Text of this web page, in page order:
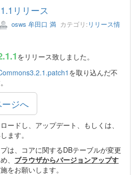
リリース
osws 牟田口 満 カテゴリ: リリース情
をリリース致しました。
を取り込んだ不
ジへ
ードし、アップデート、もしくは、
ます。
は、コアに関するDBテーブルが変更
、 ブラウザからバージョンアップす
をお願いします。